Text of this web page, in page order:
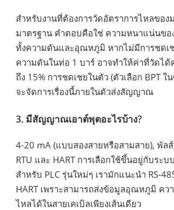
สำหรับงานที่ต้องการวัดอัตราการไหลขอ
มาตรฐาน คำตอบคือใช่ ความหนาแน่นข
ทั้งความดันและอุณหภูมิ หากไม่มีการชดเ
ความดันในท่อ 1 บาร์ อาจทำให้ค่าที่วัดได้
ถึง 15% การชดเชยในตัว (ตัวเลือก BPT ใ
จะจัดการเรื่องนี้ภายในตัวส่งสัญญาณ
3. มีสัญญาณเอาต์พุตอะไรบ้าง?
4-20 mA (แบบสองสายหรือสามสาย), พัล
RTU และ HART การเลือกใช้ขึ้นอยู่กับร
สำหรับ PLC รุ่นใหม่ๆ เรามักแนะนำ RS-
HART เพราะสามารถส่งข้อมูลอุณหภูมิ คว
ไหลได้ในสายเคเบิลเพียงเส้นเดียว